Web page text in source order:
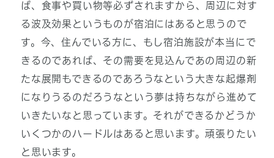
ば、食事や買い物等必ずされますから、周辺に対す
る波及効果というものが宿泊にはあると思うので
す。今、住んでいる方に、もし宿泊施設が本当にで
きるのであれば、その需要を見込んであの周辺の新
たな展開もできるのであろうなという大きな起爆剤
になりうるのだろうなという夢は持ちながら進めて
いきたいなと思っています。それができるかどうか
いくつかのハードルはあると思います。頑張りたい
と思います。